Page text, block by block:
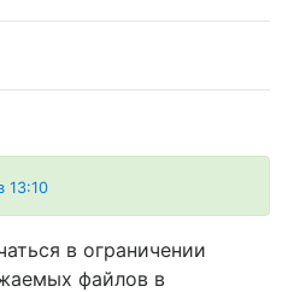
13:10
в ограничении
файлов в